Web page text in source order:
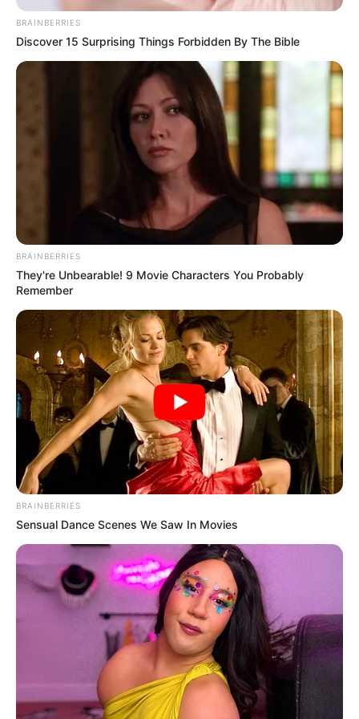
A CÖF az Ismerős Arcok Nélküled című számával,
Hoppál Péter korábbi kultúráért felelős államtitkár
egy közös fotóval és egy tiszás közmondással
üzent Caramelnek.
A Fidesz-frakció szóvivője, Németh Balázs pedig
az énekest az ellenzéki média zsoldjában állónak
kiáltotta ki. A most menesztett zsűri másik tagja,
Marsalkó Dávid egy Halott Pénz-koncerten
hasonlókat mondott, mint Caramel, és bár ő is csak
a szeretetről beszélt, ezt is politikai mezőben
értelmezték sokan, és ellenzéki kiállásnak tartották.
BRAINBERRIES
Discover 15 Surprising Things Forbidden By The Bible
BRAINBERRIES
They're Unbearable! 9 Movie Characters You Probably
Remember
BRAINBERRIES
Sensual Dance Scenes We Saw In Movies